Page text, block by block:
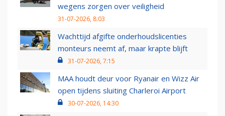
wegens zorgen over veiligheid
31-07-2026, 8:03
Wachttijd afgifte onderhoudslicenties
monteurs neemt af, maar krapte blijft
31-07-2026, 7:15
MAA houdt deur voor Ryanair en Wizz Air
open tijdens sluiting Charleroi Airport
30-07-2026, 14:30